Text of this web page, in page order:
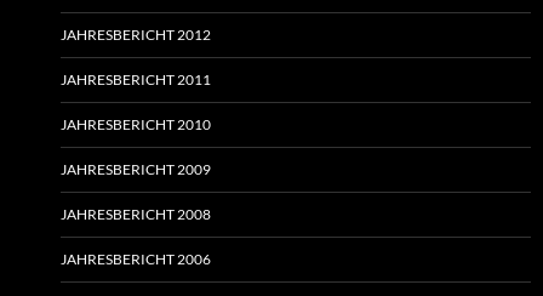
JAHRESBERICHT 2012
JAHRESBERICHT 2011
JAHRESBERICHT 2010
JAHRESBERICHT 2009
JAHRESBERICHT 2008
JAHRESBERICHT 2006